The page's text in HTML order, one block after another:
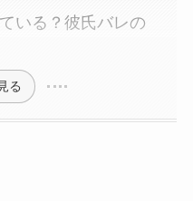
いる？彼氏バレの
る